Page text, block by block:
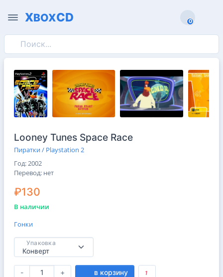
XBOXCD 0
0
Looney Tunes Space Race
Пиратки / Playstation 2
Год: 2002
Перевод: нет
₽130
В наличии
Гонки
Упаковка
- + в корзину 1